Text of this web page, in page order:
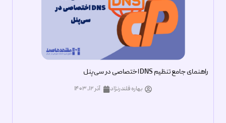
راهنمای جامع تنظیم DNS اختصاصی در سی‌پنل
بهاره قلندرنژاد آذر ۱۲, ۱۴۰۳